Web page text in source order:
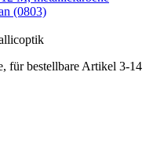
(0803)
für bestellbare Artikel 3-14